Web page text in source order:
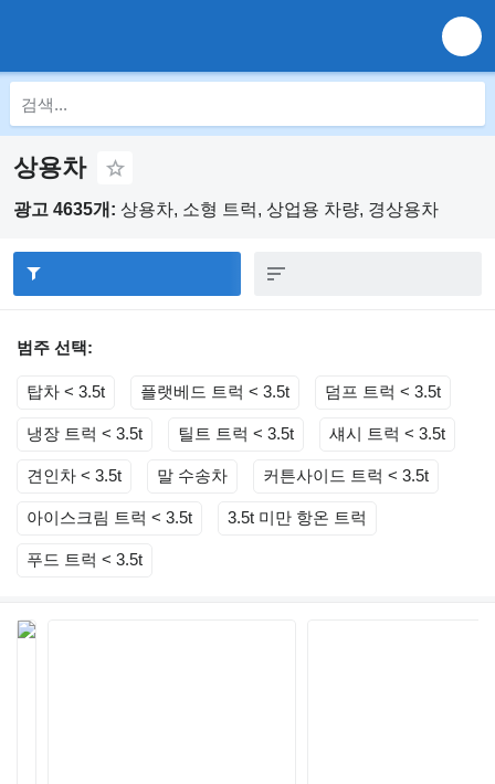
상용차
광고 4635개: 상용차, 소형 트럭, 상업용 차량, 경상용차
범주 선택:
탑차 < 3.5t 플랫베드 트럭 < 3.5t 덤프 트럭 < 3.5t
냉장 트럭 < 3.5t 틸트 트럭 < 3.5t 섀시 트럭 < 3.5t
견인차 < 3.5t 말 수송차 커튼사이드 트럭 < 3.5t
아이스크림 트럭 < 3.5t 3.5t 미만 항온 트럭
푸드 트럭 < 3.5t